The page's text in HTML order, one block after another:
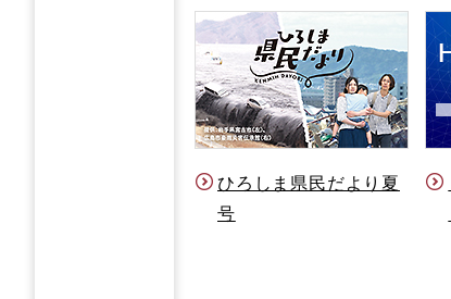
ひろしま県民だより夏
号